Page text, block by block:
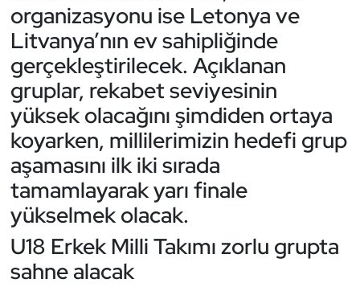
organizasyonu ise Letonya ve
Litvanya’nın ev sahipliğinde
gerçekleştirilecek. Açıklanan
gruplar, rekabet seviyesinin
yüksek olacağını şimdiden ortaya
koyarken, millilerimizin hedefi grup
aşamasını ilk iki sırada
tamamlayarak yarı finale
yükselmek olacak.
U18 Erkek Milli Takımı zorlu grupta
sahne alacak
Halter
Hava Sporları
Hentbol
İşitme Engelli Sporcular
Judo ve Kuraş
Kano ve Rafting
Karate